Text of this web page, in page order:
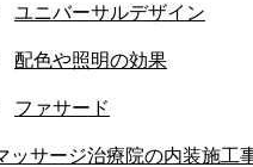
ユニバーサルデザイン
配色や照明の効果
ファサード
ッサージ治療院の内装施工